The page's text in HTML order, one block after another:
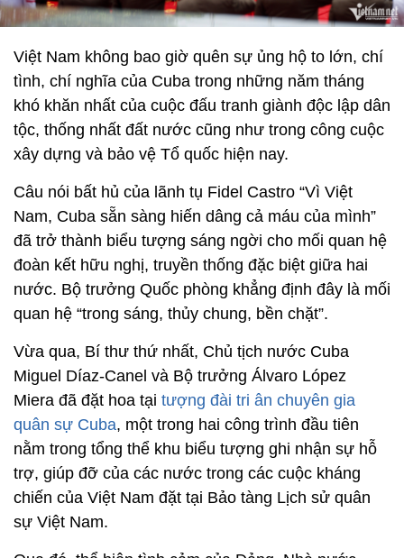
Việt Nam không bao giờ quên sự ủng hộ to lớn, chí
tình, chí nghĩa của Cuba trong những năm tháng
khó khăn nhất của cuộc đấu tranh giành độc lập dân
tộc, thống nhất đất nước cũng như trong công cuộc
xây dựng và bảo vệ Tổ quốc hiện nay.
Câu nói bất hủ của lãnh tụ Fidel Castro “Vì Việt
Nam, Cuba sẵn sàng hiến dâng cả máu của mình”
đã trở thành biểu tượng sáng ngời cho mối quan hệ
đoàn kết hữu nghị, truyền thống đặc biệt giữa hai
nước. Bộ trưởng Quốc phòng khẳng định đây là mối
quan hệ “trong sáng, thủy chung, bền chặt”.
Vừa qua, Bí thư thứ nhất, Chủ tịch nước Cuba
Miguel Díaz-Canel và Bộ trưởng Álvaro López
Miera đã đặt hoa tại tượng đài tri ân chuyên gia
quân sự Cuba, một trong hai công trình đầu tiên
nằm trong tổng thể khu biểu tượng ghi nhận sự hỗ
trợ, giúp đỡ của các nước trong các cuộc kháng
chiến của Việt Nam đặt tại Bảo tàng Lịch sử quân
sự Việt Nam.